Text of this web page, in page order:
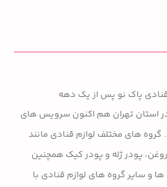
قنادی پاک نو پس از یک دهه
استان تهران هم اکنون سرویس های
گروه های مختلف لوازم قنادی مانند
روغن، پودر ژله و پودر کیک همچنین
و سایر گروه های لوازم قنادی با